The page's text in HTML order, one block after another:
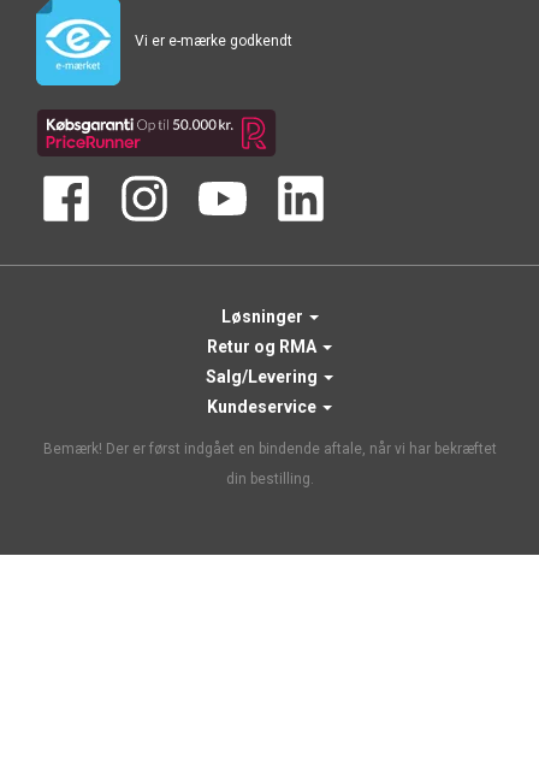
Vi er e-mærke godkendt
Løsninger
Retur og RMA
Salg/Levering
Kundeservice
Bemærk! Der er først indgået en bindende aftale, når vi har bekræftet
din bestilling.